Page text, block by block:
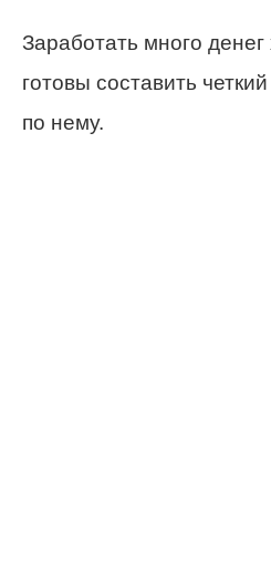
Заработать много денег
готовы составить
по нему.